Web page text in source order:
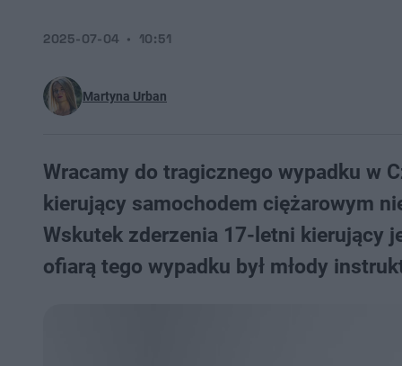
Martyna Urban
2025-07-04 10:51
Wracamy do tragicznego wypadku w
kierujący samochodem ciężarowym
Wskutek zderzenia 17-letni kierujący
ofiarą tego wypadku był młody